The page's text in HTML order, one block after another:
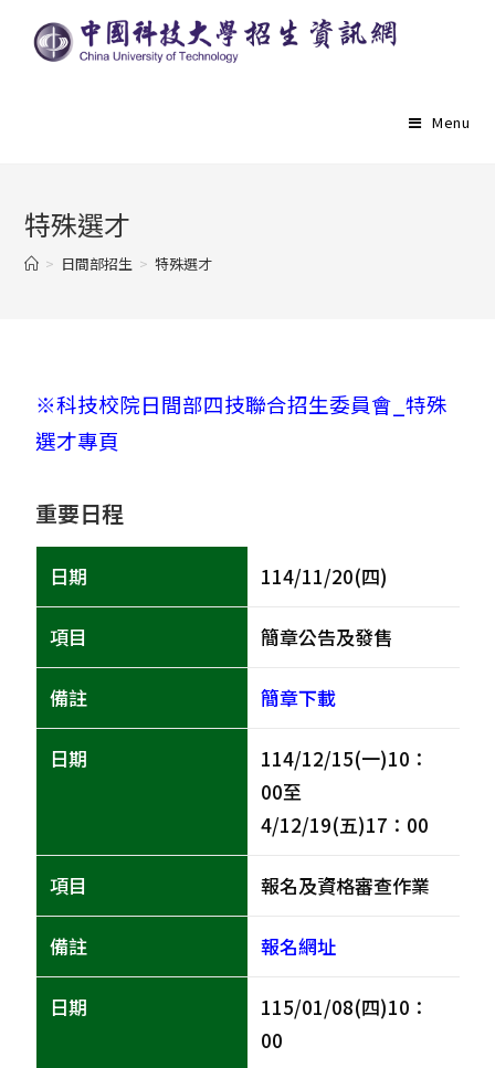
Menu
特殊選才
> 日間部招生 > 特殊選才
※科技校院日間部四技聯合招生委員會_特殊
選才專頁
重要日程
114/11/20(四)
簡章公告及發售
簡章下載
114/12/15(一)10：
00至
4/12/19(五)17：00
報名及資格審查作業
報名網址
115/01/08(四)10：
00